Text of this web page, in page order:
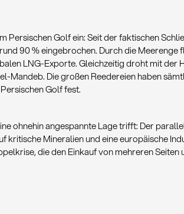
Persischen Golf ein: Seit der faktischen
90 % eingebrochen. Durch die Meerenge
LNG-Exporte. Gleichzeitig droht mit
Mandeb. Die großen Reedereien haben
Golf fest.
ohnehin angespannte Lage trifft: Der
kritische Mineralien und eine europäische
die den Einkauf von mehreren Seiten